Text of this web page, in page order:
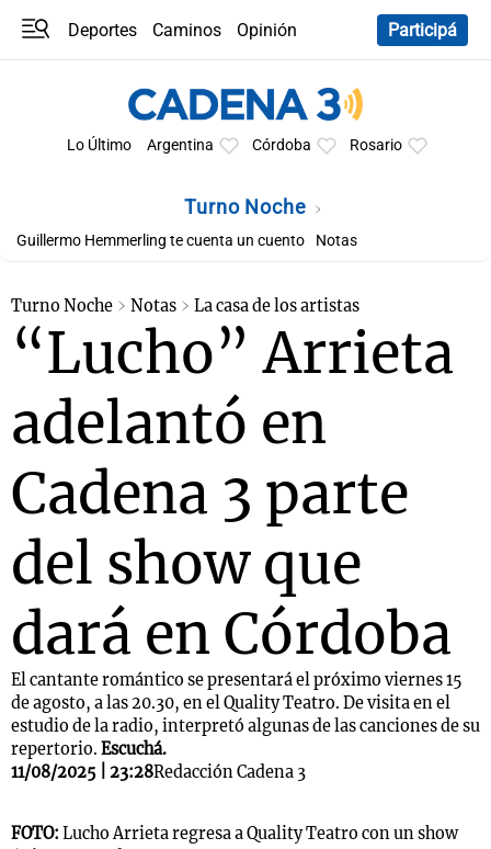
Deportes Caminos
Opinión
Participá
Lo Último Argentina Córdoba Rosario
Turno Noche
Guillermo Hemmerling te cuenta un cuento Notas
Turno Noche Notas La casa de los artistas
“Lucho” Arrieta
adelantó en
Cadena 3 parte
del show que
dará en Córdoba
El cantante romántico se presentará el próximo viernes 15
de agosto, a las 20.30, en el Quality Teatro. De visita en el
estudio de la radio, interpretó algunas de las canciones de su
repertorio. Escuchá.
11/08/2025 | 23:28Redacción Cadena 3
FOTO: Lucho Arrieta regresa a Quality Teatro con un show